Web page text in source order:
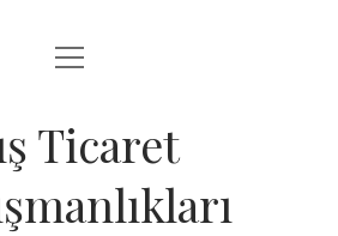
ARTTIRMA HILESI BEDAVA
SAYFA LISTESI
TAKIPÇI ÇOĞALTMA
menüyü
aç
Ticaret